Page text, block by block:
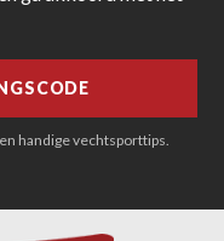
handige vechtsporttips.